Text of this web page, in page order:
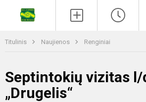
Titulinis Naujienos Renginiai
Septintokių vizitas l/
„Drugelis“